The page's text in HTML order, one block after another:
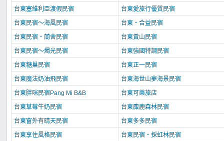
台東塞維利亞渡假民宿
台東愛旅行優質民宿
台東民宿～海風民宿
台東‧合益民宿
台東民宿‧蘭舍民宿
台東黃山民宿
台東民宿～燭光民宿
台東強國特調民宿
台東糖巢民宿
台東正一民宿
台東魔法奶油飛民宿
台東海世山夢海景民宿
台東胖咪民宿Pang Mi B&B
台東可樂旅店
台東草莓牛奶民宿
台東麋鹿森林民宿
台東窗外有晴天民宿
台東多多民宿
台東享住風格民宿
台東民宿‧採虹林民宿